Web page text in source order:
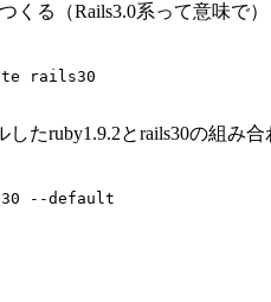
くる（Rails3.0系って意味で）
したruby1.9.2とrails30の組み